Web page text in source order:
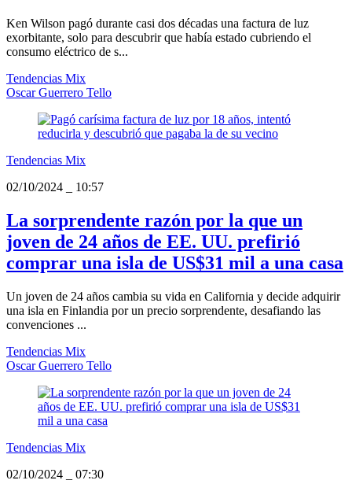
Ken Wilson pagó durante casi dos décadas una factura de luz
exorbitante, solo para descubrir que había estado cubriendo el
consumo eléctrico de s...
Tendencias Mix
Oscar Guerrero Tello
Tendencias Mix
02/10/2024
10:57
La sorprendente razón por la que un
joven de 24 años de EE. UU. prefirió
comprar una isla de US$31 mil a una casa
Un joven de 24 años cambia su vida en California y decide adquirir
una isla en Finlandia por un precio sorprendente, desafiando las
convenciones ...
Tendencias Mix
Oscar Guerrero Tello
Tendencias Mix
02/10/2024
07:30